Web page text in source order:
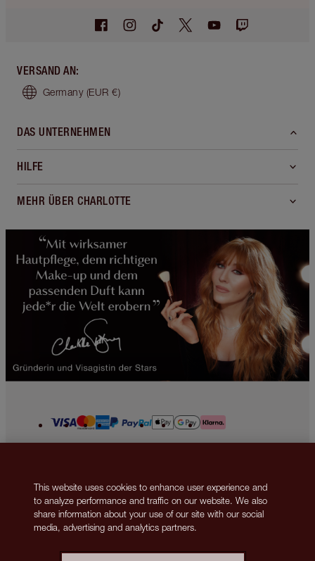
VERSAND AN:
Germany (EUR €)
DAS UNTERNEHMEN
HILFE
MEHR ÜBER CHARLOTTE
All rights reserved. Company number 08037372, registered in the United
Kingdom. Registered Office Address: 8 Surrey Street, London, United
Kingdom WC2R 2ND. VAT number: GB 144 0736 30. Responsible Person
Address: Ormond Building, 31-36 Ormond Quay Upper, Dublin 7, D07
N5YH, Ireland. Kontakt
Datenschutzrichtlinien
Cookie-Richtlinien
This website uses cookies to enhance user experience and
to analyze performance and traffic on our website. We also
share information about your use of our site with our social
media, advertising and analytics partners.